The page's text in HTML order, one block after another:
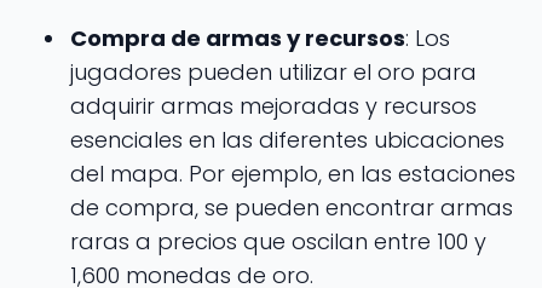
Compra de armas y recursos: Los
jugadores pueden utilizar el oro para
adquirir armas mejoradas y recursos
esenciales en las diferentes ubicaciones
del mapa. Por ejemplo, en las estaciones
de compra, se pueden encontrar armas
raras a precios que oscilan entre 100 y
1,600 monedas de oro.